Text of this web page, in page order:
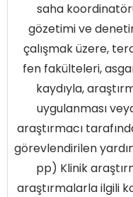
saha
gözetimi ve
çalışmak üzere,
fen fakülteleri,
kaydıyla,
uygulanması
araştırmacı
görevlendirilen
pp) Klinik
araştırmalarla ilgili